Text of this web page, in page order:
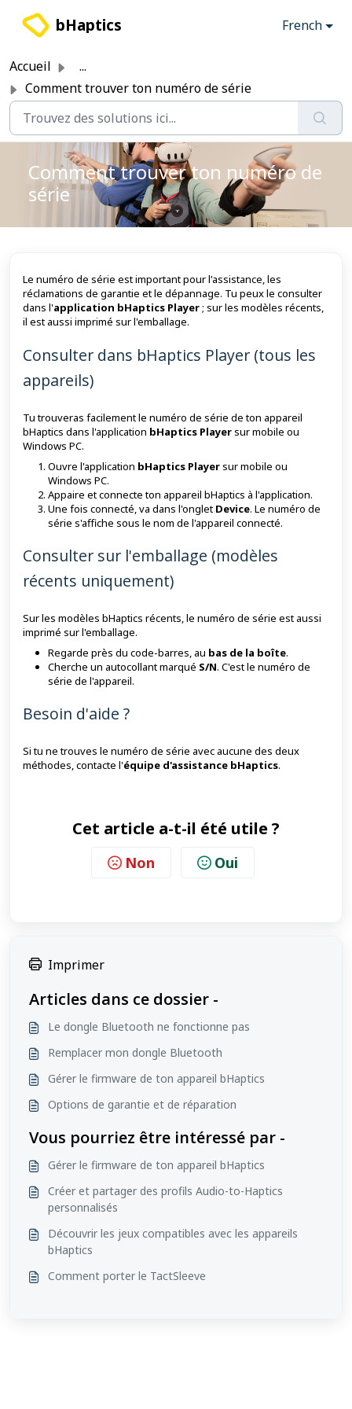
bHaptics French
Accueil
...
Comment trouver ton numéro de série
Comment trouver ton numéro de
série
Le numéro de série est important pour l'assistance, les
réclamations de garantie et le dépannage. Tu peux le consulter
dans l'application bHaptics Player; sur les modèles récents,
il est aussi imprimé sur l'emballage.
Consulter dans bHaptics Player (tous les
appareils)
Tu trouveras facilement le numéro de série de ton appareil
bHaptics dans l'application bHaptics Playersur mobile ou
Windows PC.
Ouvre l'application bHaptics Playersur mobile ou
Windows PC.
Appaire et connecte ton appareil bHaptics à l'application.
Une fois connecté, va dans l'onglet Device. Le numéro de
série s'affiche sous le nom de l'appareil connecté.
Consulter sur l'emballage (modèles
récents uniquement)
Sur les modèles bHaptics récents, le numéro de série est aussi
imprimé sur l'emballage.
Regarde près du code-barres, au bas de la boîte.
Cherche un autocollant marqué S/N. C'est le numéro de
série de l'appareil.
Besoin d'aide ?
Si tu ne trouves le numéro de série avec aucune des deux
méthodes, contacte l'équipe d'assistance bHaptics.
Cet article a-t-il été utile ?
Non Oui
Imprimer
Articles dans ce dossier -
Le dongle Bluetooth ne fonctionne pas
Remplacer mon dongle Bluetooth
Gérer le firmware de ton appareil bHaptics
Options de garantie et de réparation
Vous pourriez être intéressé par -
Gérer le firmware de ton appareil bHaptics
Créer et partager des profils Audio-to-Haptics
personnalisés
Découvrir les jeux compatibles avec les appareils
bHaptics
Comment porter le TactSleeve